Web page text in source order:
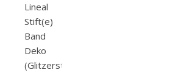
Lineal
Stift(e)
Band
Deko
(Glitzersteine,